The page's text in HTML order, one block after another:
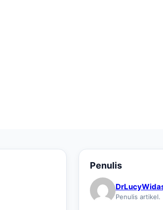
Penulis
Penulis artikel.